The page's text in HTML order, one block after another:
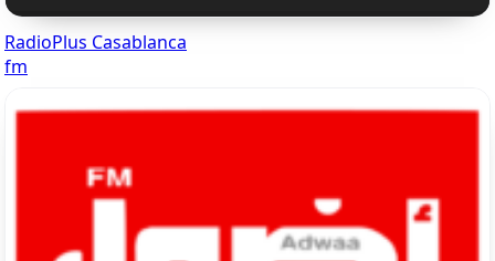
RadioPlus Casablanca
fm